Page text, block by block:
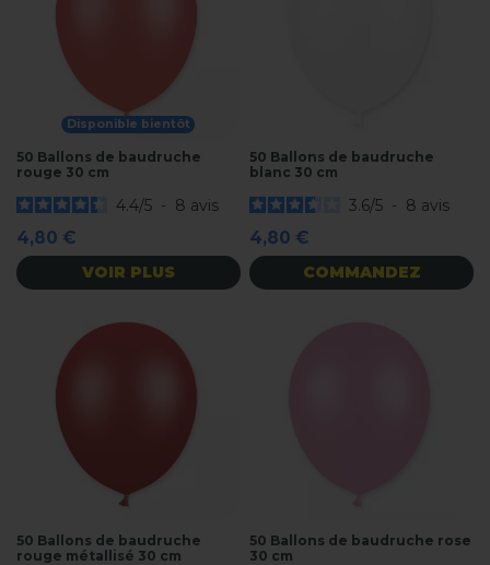
Disponible bientôt
50 Ballons de baudruche
rouge 30 cm
4.4/5 - 8 avis
4,80 €
VOIR PLUS
50 Ballons de baudruche
blanc 30 cm
3.6/5 - 8 avis
4,80 €
COMMANDEZ
50 Ballons de baudruche
rouge métallisé 30 cm
50 Ballons de baudruche rose
30 cm